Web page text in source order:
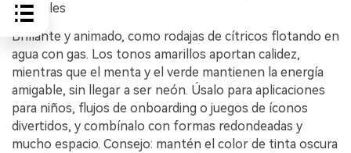
infantiles
Brillante y animado, como rodajas de cítricos flotando en
agua con gas. Los tonos amarillos aportan calidez,
mientras que el menta y el verde mantienen la energía
amigable, sin llegar a ser neón. Úsalo para aplicaciones
para niños, flujos de onboarding o juegos de íconos
divertidos, y combínalo con formas redondeadas y
mucho espacio. Consejo: mantén el color de tinta oscura